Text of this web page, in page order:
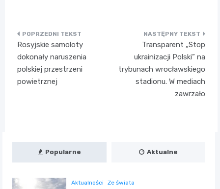
Nawigacja
wpisu
Rosyjskie samoloty
dokonały naruszenia
polskiej przestrzeni
powietrznej
Transparent „Stop
ukrainizacji Polski” na
trybunach wrocławskiego
stadionu. W mediach
zawrzało
Popularne Aktualne
Aktualności Ze świata